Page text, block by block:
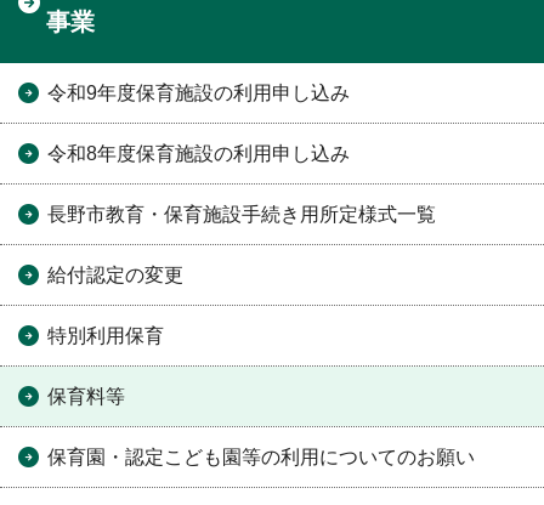
事業
令和9年度保育施設の利用申し込み
令和8年度保育施設の利用申し込み
長野市教育・保育施設手続き用所定様式一覧
給付認定の変更
特別利用保育
保育料等
保育園・認定こども園等の利用についてのお願い